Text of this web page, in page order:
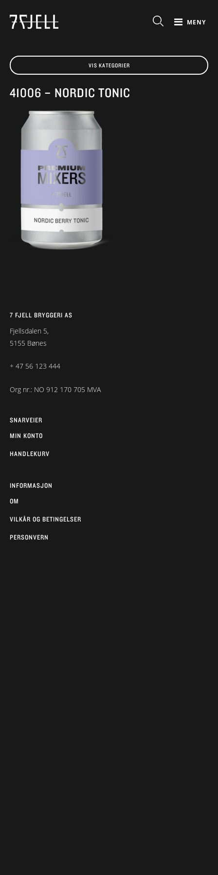
MENY
VIS KATEGORIER
41006 – NORDIC TONIC
7 FJELL BRYGGERI AS
Fjellsdalen 5,
5155 Bønes
+ 47 56 123 444
Org nr.: NO 912 170 705 MVA
SNARVEIER
MIN KONTO
HANDLEKURV
INFORMASJON
OM
VILKÅR OG BETINGELSER
PERSONVERN